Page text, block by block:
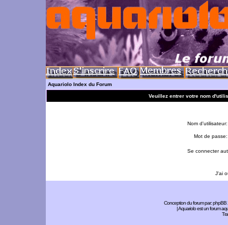
Aquariolo Index du Forum
Veuillez entrer votre nom
Nom d'utilisateur:
Mot de passe:
Se connecter
J'ai
Conception du forum par:phpBB
| Aquariolo est un forum